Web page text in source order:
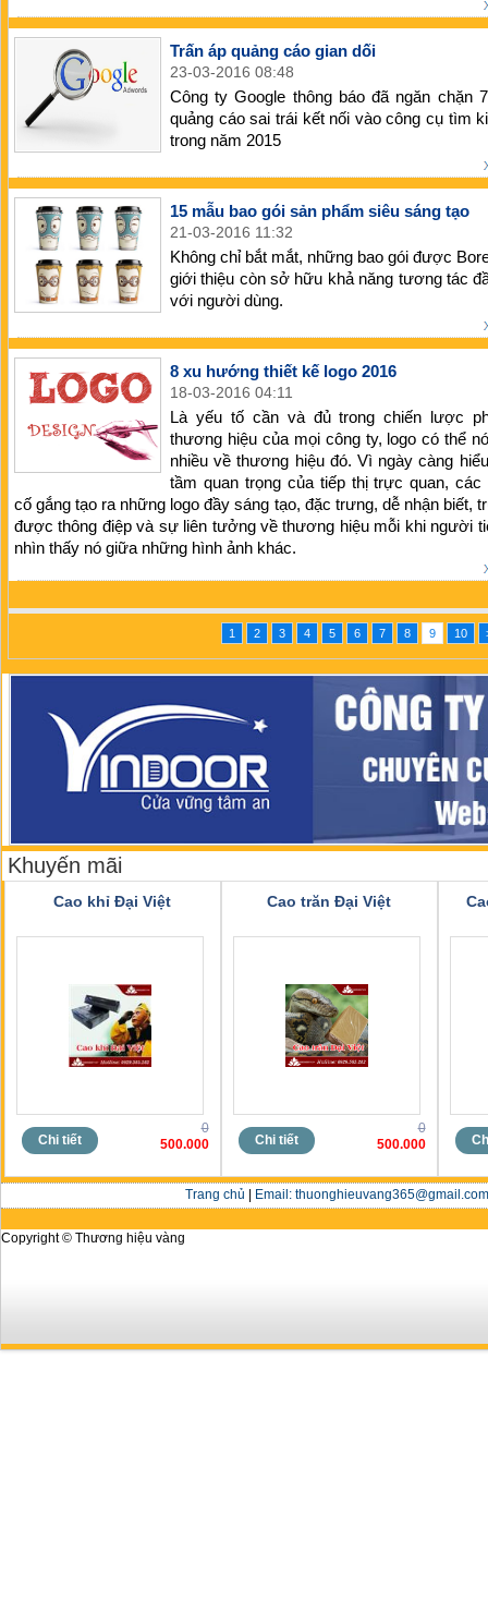
Trấn áp quảng cáo gian dối
23-03-2016 08:48
Công ty Google thông báo đã ngăn chặn
quảng cáo sai trái kết nối vào công cụ tìm
trong năm 2015
15 mẫu bao gói sản phẩm siêu sáng tạo
21-03-2016 11:32
Không chỉ bắt mắt, những bao gói được
giới thiệu còn sở hữu khả năng tương tác
với người dùng.
8 xu hướng thiết kế logo 2016
18-03-2016 04:11
Là yếu tố cần và đủ trong chiến lược
thương hiệu của mọi công ty, logo có thể
nhiều về thương hiệu đó. Vì ngày càng
tầm quan trọng của tiếp thị trực quan, các
cố gắng tạo ra những logo đầy sáng tạo, đặc trưng, dễ nhận biết,
được thông điệp và sự liên tưởng về thương hiệu mỗi khi người
nhìn thấy nó giữa những hình ảnh khác.
1 2 3 4 5 6 7 8 9 10
Khuyến mãi
Cao khỉ Đại Việt
Chi tiết
0
500.000
Cao trăn Đại Việt
Chi tiết
0
500.000
Trang chủ Email:
Copyright © Thương hiệu vàng